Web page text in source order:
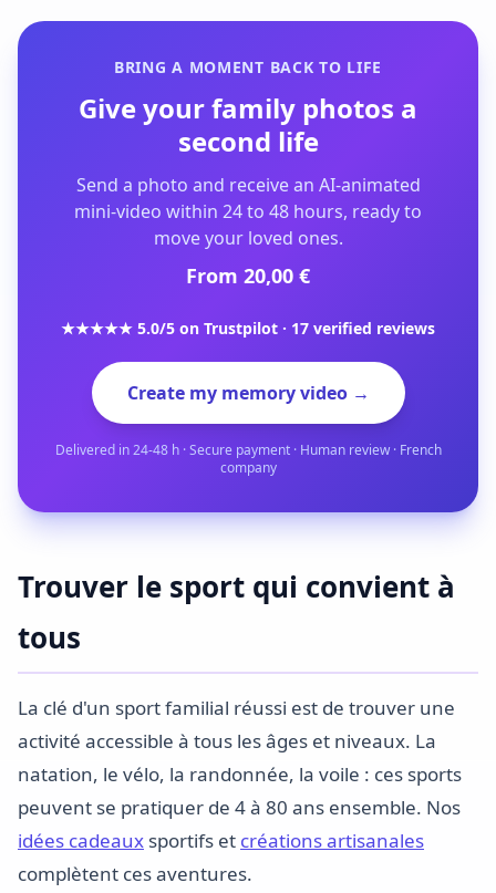
BRING A MOMENT BACK TO LIFE
Give your family photos a
second life
Send a photo and receive an AI-animated
mini-video within 24 to 48 hours, ready to
move your loved ones.
From 20,00 €
★★★★★ 5.0/5 on Trustpilot · 17 verified reviews
Create my memory video →
Delivered in 24-48 h · Secure payment · Human review · French
company
Trouver le sport qui convient à
tous
La clé d'un sport familial réussi est de trouver une
activité accessible à tous les âges et niveaux. La
natation, le vélo, la randonnée, la voile : ces sports
peuvent se pratiquer de 4 à 80 ans ensemble. Nos
idées cadeaux sportifs et créations artisanales
complètent ces aventures.